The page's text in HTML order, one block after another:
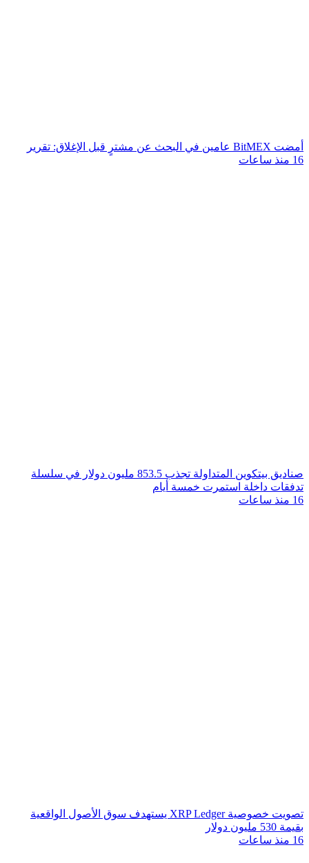
أمضت BitMEX عامين في البحث عن مشترٍ قبل الإغلاق: تقرير
16 منذ ساعات
صناديق بيتكوين المتداولة تجذب 853.5 مليون دولار في سلسلة
تدفقات داخلة استمرت خمسة أيام
16 منذ ساعات
تصويت خصوصية XRP Ledger يستهدف سوق الأصول الواقعية
بقيمة 530 مليون دولار
16 منذ ساعات